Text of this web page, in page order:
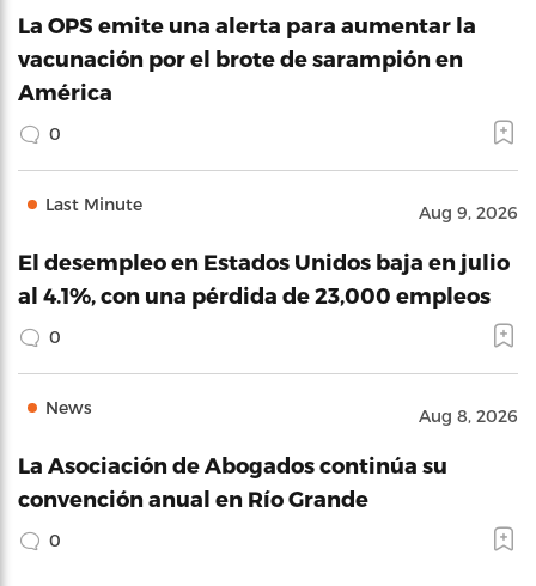
La OPS emite una alerta para aumentar la
vacunación por el brote de sarampión en
América
0
Last Minute Aug 9, 2026
El desempleo en Estados Unidos baja en julio
al 4.1%, con una pérdida de 23,000 empleos
0
News Aug 8, 2026
La Asociación de Abogados continúa su
convención anual en Río Grande
0